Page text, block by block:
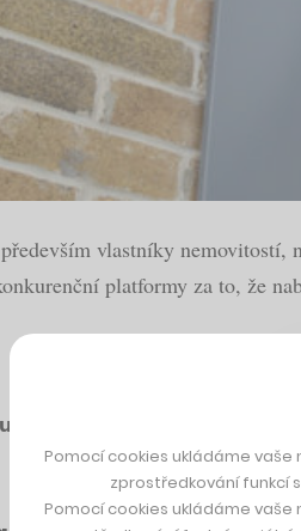
vlastníky
platformy za to, že
Lime míří do Česka se
Pomocí cookies ukládáme
zprostředkování funkcí
Pomocí cookies ukládáme